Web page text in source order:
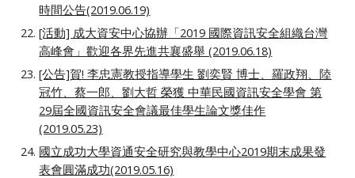
時間公告(2019.06.19)
[活動] 成大資安中心協辦「2019 國際資訊安全組織台灣
高峰會」歡迎各界先進共襄盛舉 (2019.06.18)
[公告]賀! 李忠憲教授指導學生 劉奕賢 博士、羅政翔、陸
冠竹、蔡一郎、劉大哲 榮獲 中華民國資訊安全學會 第
29屆全國資訊安全會議最佳學生論文獎佳作
(2019.05.23)
國立成功大學資通安全研究與教學中心2019期末成果發
表會圓滿成功(2019.05.16)